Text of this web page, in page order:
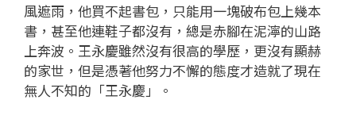
風遮雨，他買不起書包，只能用一塊破布包上幾本
書，甚至他連鞋子都沒有，總是赤腳在泥濘的山路
上奔波。王永慶雖然沒有很高的學歷，更沒有顯赫
的家世，但是憑著他努力不懈的態度才造就了現在
無人不知的「王永慶」。